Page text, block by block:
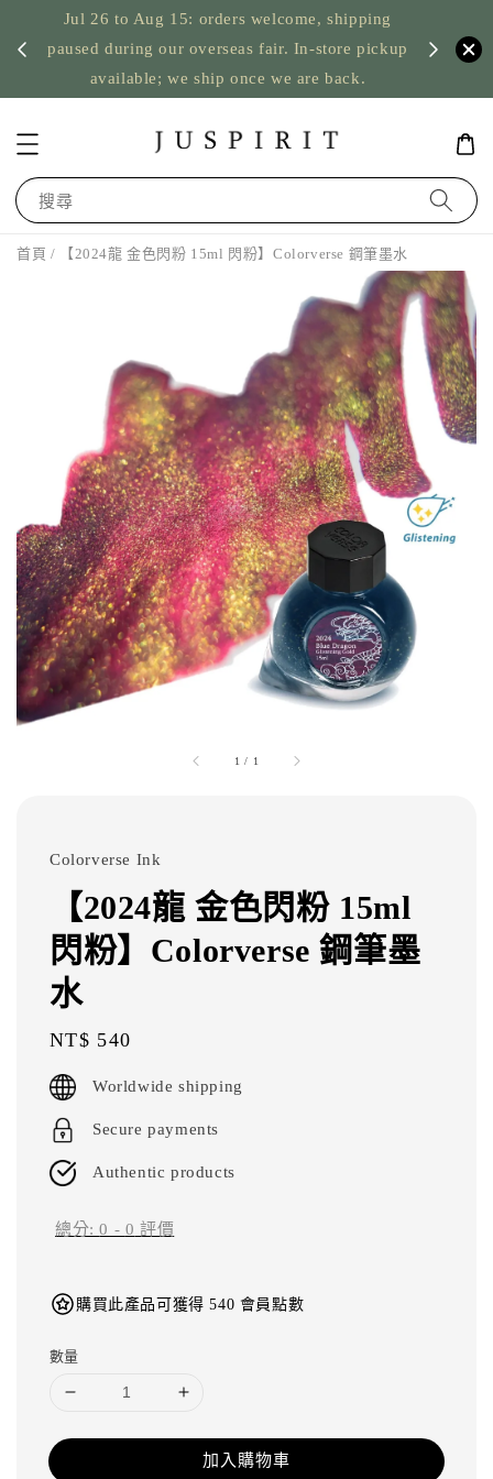
Jul 26 to Aug 15: orders welcome, shipping
paused during our overseas fair. In-store pickup
available; we ship once we are back.
US
搜尋
首頁 / 【2024龍 金色閃粉 15ml 閃粉】Colorverse 鋼筆墨水
1 / 1
Colorverse Ink
【2024龍 金色閃粉 15ml
閃粉】Colorverse 鋼筆墨
水
Regular
price
NT$ 540
Worldwide shipping
Secure payments
Authentic products
總分:0 - 0 評價
購買此產品可獲得 540 會員點數
數量
加入購物車